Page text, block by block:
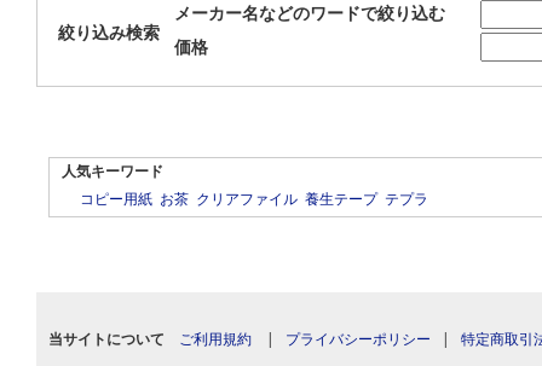
絞り込み検索
メーカー名などのワードで絞り込む
価格
人気キーワード
コピー用紙 お茶 クリアファイル 養生テープ テプラ
当サイトについて ご利用規約 | プライバシーポリシー | 特定商取引